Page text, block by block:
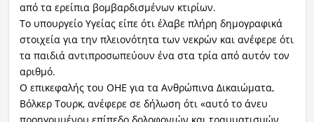
από τα ερείπια βομβαρδισμένων κτιρίων.
Το υπουργείο Υγείας είπε ότι έλαβε πλήρη δημογραφικά
στοιχεία για την πλειονότητα των νεκρών και ανέφερε ότι
τα παιδιά αντιπροσωπεύουν ένα στα τρία από αυτόν τον
αριθμό.
Ο επικεφαλής του ΟΗΕ για τα Ανθρώπινα Δικαιώματα,
Βόλκερ Τουρκ, ανέφερε σε δήλωση ότι «αυτό το άνευ